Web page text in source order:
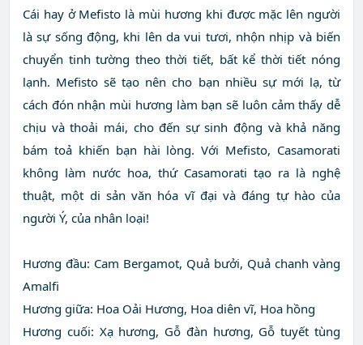
Cái hay ở Mefisto là mùi hương khi được mặc lên người
là sự sống động, khi lên da vui tươi, nhộn nhịp và biến
chuyển tinh tường theo thời tiết, bất kể thời tiết nóng
lạnh. Mefisto sẽ tạo nên cho bạn nhiều sự mới lạ, từ
cách đón nhận mùi hương làm bạn sẽ luôn cảm thấy dễ
chịu và thoải mái, cho đến sự sinh động và khả năng
bám toả khiến bạn hài lòng. Với Mefisto, Casamorati
không làm nước hoa, thứ Casamorati tạo ra là nghệ
thuật, một di sản văn hóa vĩ đại và đáng tự hào của
người Ý, của nhân loại!
Hương đầu: Cam Bergamot, Quả bưởi, Quả chanh vàng
Amalfi
Hương giữa: Hoa Oải Hương, Hoa diên vĩ, Hoa hồng
Hương cuối: Xạ hương, Gỗ đàn hương, Gỗ tuyết tùng